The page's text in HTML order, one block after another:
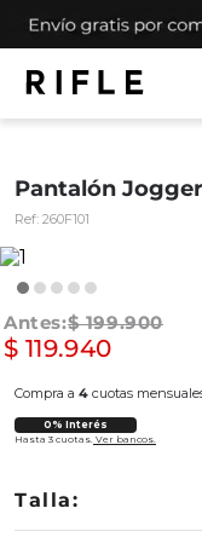
Pantalón
Ref: 260F101
$ 199.900
$ 119.940
Compra a 4 cuotas
0% Interés
Hasta 3 cuotas. Ver bancos.